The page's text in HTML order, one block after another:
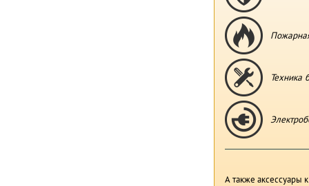
Техника
А также аксессуары